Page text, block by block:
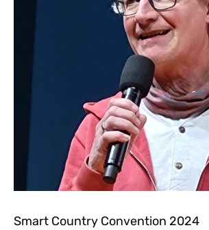
Smart Country Convention 2024